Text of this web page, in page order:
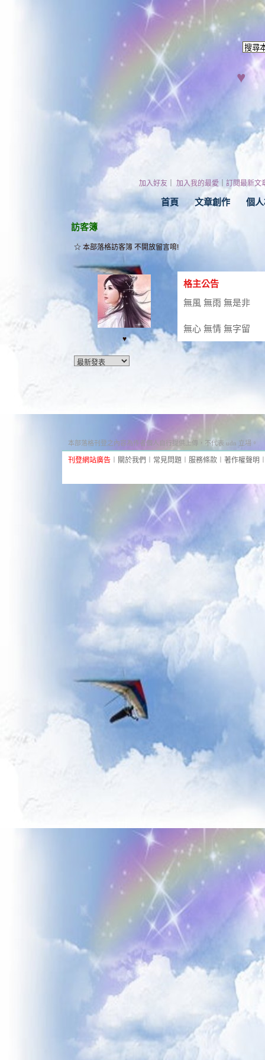
♥
首頁 文章創作 個
加入好友 加入我的最愛 訂閱最新文
訪客簿
☆ 本部落格訪客簿 不開放留言唷!
♥
格主公告
無風 無雨 無是非
無心 無情 無字留
本部落格刊登之內容為作者個人自行提供上傳，不代表 udn 立場。
刊登網站廣告 關於我們 常見問題 服務條款 著作權聲明